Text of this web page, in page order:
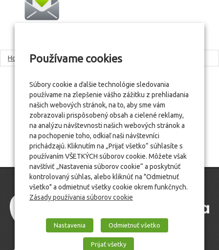
Home Etapy realizácie Stratégia
Používame cookies
Súbory cookie a ďalšie technológie sledovania
používame na zlepšenie vášho zážitku z prehliadania
našich webových stránok, na to, aby sme vám
zobrazovali prispôsobený obsah a cielené reklamy,
na analýzu návštevnosti našich webových stránok a
na pochopenie toho, odkiaľ naši návštevníci
prichádzajú. Kliknutím na „Prijať všetko“ súhlasíte s
používaním VŠETKÝCH súborov cookie. Môžete však
navštíviť „Nastavenia súborov cookie“ a poskytnúť
kontrolovaný súhlas, alebo kliknúť na "Odmietnuť
všetko" a odmietnuť všetky cookie okrem funkčnych.
Zásady používania súborov cookie
Nastavenia Odmietnuť všetko
Prijať všetky